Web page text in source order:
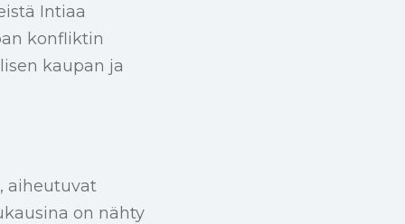
Intiaa
konfliktin
kaupan ja
aiheutuvat
on nähty